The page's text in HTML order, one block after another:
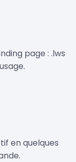
page : .lws
en quelques